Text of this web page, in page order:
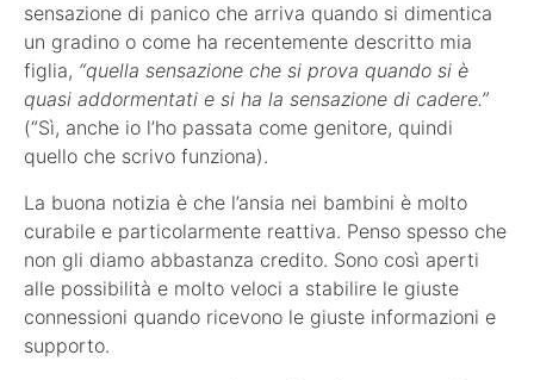
sensazione di panico che arriva quando si dimentica
un gradino o come ha recentemente descritto mia
figlia, “quella sensazione che si prova quando si è
quasi addormentati e si ha la sensazione di cadere.”
(“Sì, anche io l’ho passata come genitore, quindi
quello che scrivo funziona).
La buona notizia è che l’ansia nei bambini è molto
curabile e particolarmente reattiva. Penso spesso che
non gli diamo abbastanza credito. Sono così aperti
alle possibilità e molto veloci a stabilire le giuste
connessioni quando ricevono le giuste informazioni e
supporto.